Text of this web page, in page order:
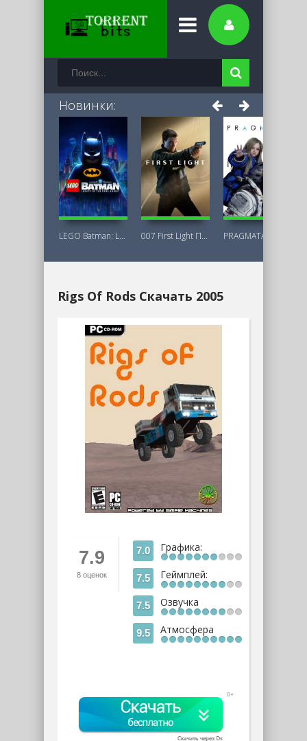
Новинки:
LEGO Batman: Legacy of the Dark Knight 007 First Light Последняя Версия
Rigs Of Rods Скачать 2005
7.9
8оценок
7.0 Графика:
7.5 Геймплей:
7.5 Озвучка
9.5 Атмосфера